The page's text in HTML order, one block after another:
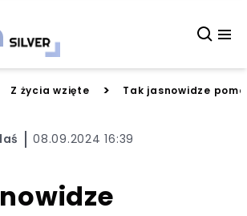
Z życia wzięte > Tak jasnowidze
08.09.2024 16:39